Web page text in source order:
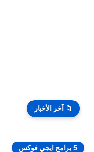
📁 آخر الأخبار
5 برامج ايجي فوكس